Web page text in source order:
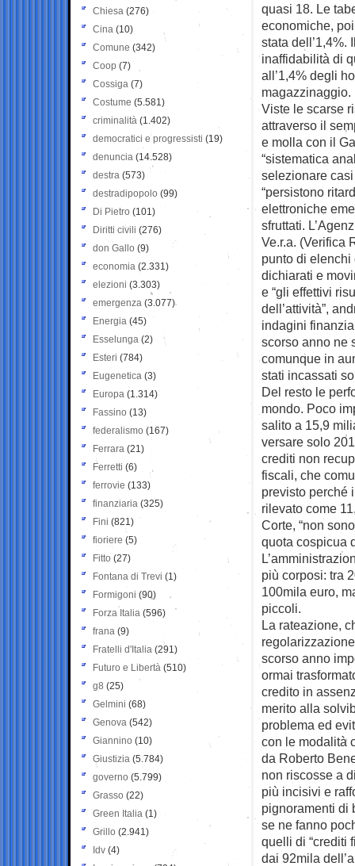
quasi 18. Le
economiche,
stata dell’1,4%.
inaffidabilità di
all’1,4% degli
magazzinaggio.
Viste le scarse
attraverso il
e molla con il
“sistematica
selezionare
“persistono
elettroniche
sfruttati.
Ve.r.a. (Verifica
punto di elenchi
dichiarati e
e “gli effettivi
dell’attività”,
indagini
scorso anno ne
comunque in
stati incassati
Del resto le
mondo. Poco
salito a 15,9
versare solo
crediti non
fiscali, che
previsto perché
rilevato come
Corte, “non
quota cospicua
più corposi: tra
100mila euro,
piccoli.
La rateazione,
scorso anno
ormai
credito in
merito alla
problema ed
con le modalità
da Roberto
non riscosse a
più incisivi e
pignoramenti di
se ne fanno
quelli di “crediti
dai 92mila
Chiesa (276)
Cina (10)
Comune (342)
Coop (7)
Cossiga (7)
Costume (5.581)
criminalità (1.402)
democratici e progressisti (19)
denuncia (14.528)
destra (573)
destradipopolo (99)
Di Pietro (101)
Diritti civili (276)
don Gallo (9)
economia (2.331)
elezioni (3.303)
emergenza (3.077)
Energia (45)
Esselunga (2)
Esteri (784)
Eugenetica (3)
Europa (1.314)
Fassino (13)
federalismo (167)
Ferrara (21)
Ferretti (6)
ferrovie (133)
finanziaria (325)
Fini (821)
fioriere (5)
Fitto (27)
Fontana di Trevi (1)
Formigoni (90)
Forza Italia (596)
frana (9)
Fratelli d'Italia (291)
Futuro e Libertà (510)
g8 (25)
Gelmini (68)
Genova (542)
Giannino (10)
Giustizia (5.784)
governo (5.799)
Grasso (22)
Green Italia (1)
Grillo (2.941)
Idv (4)